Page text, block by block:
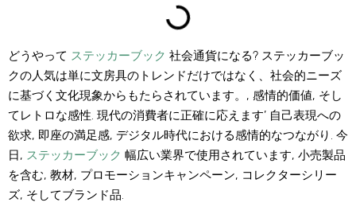
どうやって ステッカーブック 社会通貨になる? ステッカーブッ
クの人気は単に文房具のトレンドだけではなく、社会的ニーズ
に基づく文化現象からもたらされています。, 感情的価値, そし
てレトロな感性. 現代の消費者に正確に応えます’ 自己表現への
欲求, 即座の満足感, デジタル時代における感情的なつながり. 今
日, ステッカーブック 幅広い業界で使用されています, 小売製品
を含む, 教材, プロモーションキャンペーン, コレクターシリー
ズ, そしてブランド品.